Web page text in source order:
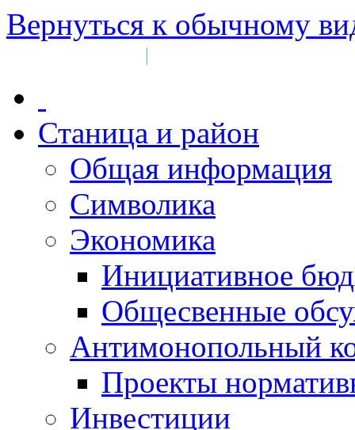
Вернуться к обычному
|
Станица и район
Общая информация
Символика
Экономика
Инициативное
Общесвенные
Антимонопольный
Проекты
Инвестиции